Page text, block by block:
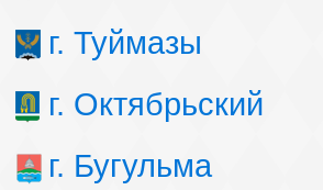
г. Туймазы
г. Октябрьский
г. Бугульма